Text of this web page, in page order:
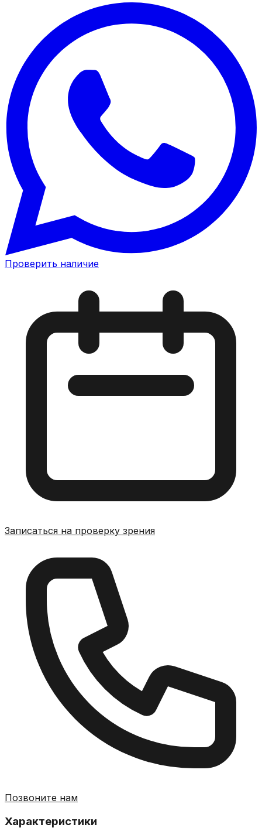
Проверить наличие
Записаться на проверку зрения
Позвоните нам
Характеристики